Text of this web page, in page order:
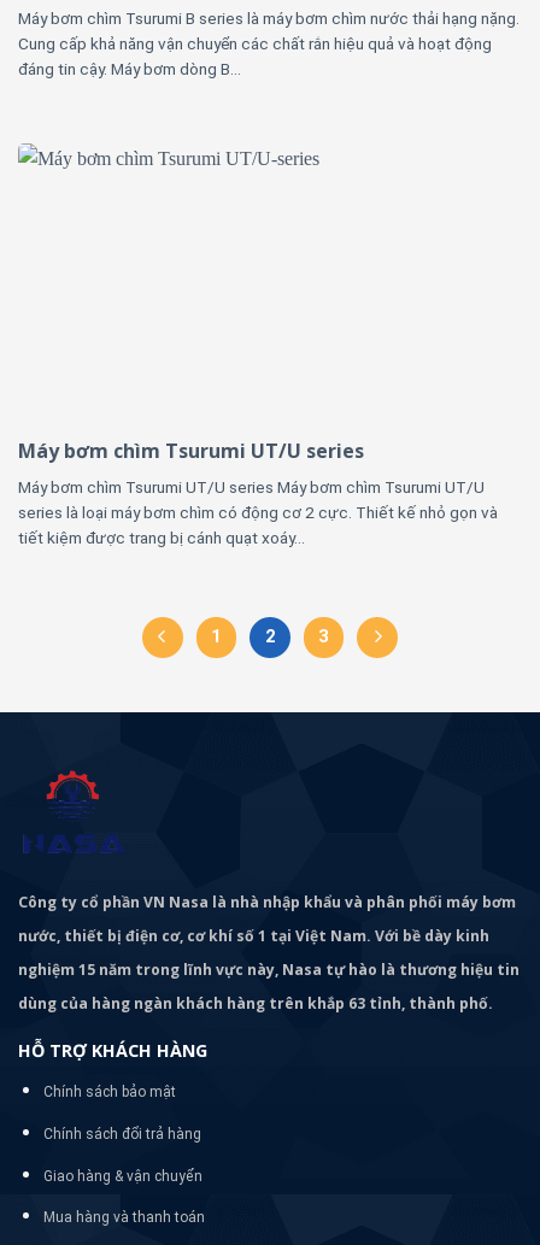
Máy bơm chìm Tsurumi B series là máy bơm chìm nước thải hạng nặng.
Cung cấp khả năng vận chuyển các chất rắn hiệu quả và hoạt động
đáng tin cậy. Máy bơm dòng B...
Máy bơm chìm Tsurumi UT/U series
Máy bơm chìm Tsurumi UT/U series Máy bơm chìm Tsurumi UT/U
series là loại máy bơm chìm có động cơ 2 cực. Thiết kế nhỏ gọn và
tiết kiệm được trang bị cánh quạt xoáy...
1 2 3
Công ty cổ phần VN Nasa là nhà nhập khẩu và phân phối máy bơm
nước, thiết bị điện cơ, cơ khí số 1 tại Việt Nam. Với bề dày kinh
nghiệm 15 năm trong lĩnh vực này, Nasa tự hào là thương hiệu tin
dùng của hàng ngàn khách hàng trên khắp 63 tỉnh, thành phố.
HỖ TRỢ KHÁCH HÀNG
Chính sách bảo mật
Chính sách đổi trả hàng
Giao hàng & vận chuyển
Mua hàng và thanh toán